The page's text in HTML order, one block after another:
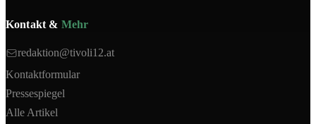
Kontakt & Mehr
redaktion@tivoli12.at
Kontaktformular
Pressespiegel
Alle Artikel